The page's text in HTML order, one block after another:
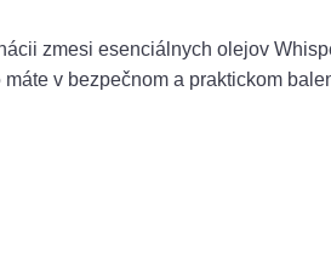
zmesi esenciálnych olejov
v bezpečnom a praktickom